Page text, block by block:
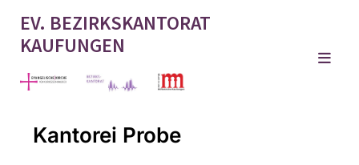
EV. BEZIRKSKANTORAT
KAUFUNGEN
Kantorei Probe